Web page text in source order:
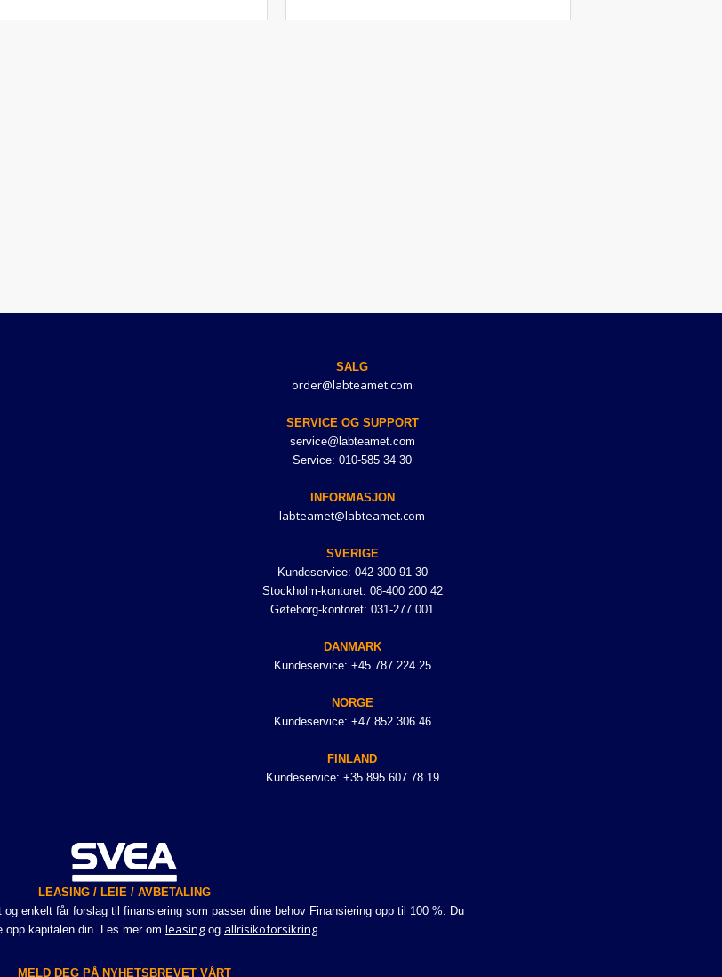
SALG
order@labteamet.com
SERVICE OG SUPPORT
service@labteamet.com
Service: 010-585 34 30
INFORMASJON
labteamet@labteamet.com
SVERIGE
Kundeservice: 042-300 91 30
Stockholm-kontoret: 08-400 200 42
Gøteborg-kontoret: 031-277 001
DANMARK
Kundeservice: +45 787 224 25
NORGE
Kundeservice: +47 852 306 46
FINLAND
Kundeservice: +35 895 607 78 19
LEASING / LEIE / AVBETALING
enkelt får forslag til finansiering som passer dine behov Finansiering opp til 100 %. Du
opp kapitalen din. Les mer om leasing og allrisikoforsikring.
MELD DEG PÅ NYHETSBREVET VÅRT